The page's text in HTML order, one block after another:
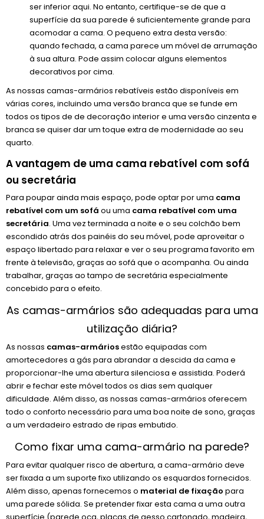
ser inferior aqui. No entanto, certifique-se de que a
superfície da sua parede é suficientemente grande para
acomodar a cama. O pequeno extra desta versão:
quando fechada, a cama parece um móvel de arrumação
à sua altura. Pode assim colocar alguns elementos
decorativos por cima.
As nossas camas-armários rebatíveis estão disponíveis em
várias cores, incluindo uma versão branca que se funde em
todos os tipos de de decoração interior e uma versão cinzenta e
branca se quiser dar um toque extra de modernidade ao seu
quarto.
A vantagem de uma cama rebatível com sofá
ou secretária
Para poupar ainda mais espaço, pode optar por uma cama
rebatível com um sofá ou uma cama rebatível com uma
secretária. Uma vez terminada a noite e o seu colchão bem
escondido atrás dos painéis do seu móvel, pode aproveitar o
espaço libertado para relaxar e ver o seu programa favorito em
frente à televisão, graças ao sofá que o acompanha. Ou ainda
trabalhar, graças ao tampo de secretária especialmente
concebido para o efeito.
As camas-armários são adequadas para uma
utilização diária?
As nossas camas-armáriosestão equipadas com
amortecedores a gás para abrandar a descida da cama e
proporcionar-lhe uma abertura silenciosa e assistida. Poderá
abrir e fechar este móvel todos os dias sem qualquer
dificuldade. Além disso, as nossas camas-armários oferecem
todo o conforto necessário para uma boa noite de sono, graças
a um verdadeiro estrado de ripas embutido.
Como fixar uma cama-armário na parede?
Para evitar qualquer risco de abertura, a cama-armário deve
ser fixada a um suporte fixo utilizando os esquardos fornecidos.
Além disso, apenas fornecemos o material de fixação para
uma parede sólida. Se pretender fixar esta cama a uma outra
superfície (parede oca, placas de gesso cartonado, madeira,